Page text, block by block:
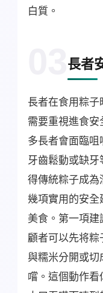
白質。
長者
長者在食用粽
需要重視進食
多長者會面臨咀
牙齒鬆動或缺
得傳統粽子成
幾項實用的安
美食。第一項
顧者可以先将
與糯米分開或
嚐。這個動作